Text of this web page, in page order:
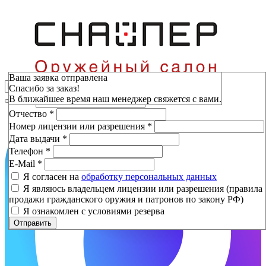
Зарезервировать
Фамилия*
Имя*
Отчество *
Номер лицензии или разрешения *
Дата выдачи *
Телефон *
E-Mail *
Я согласен на обработку персональных данных
Я являюсь владельцем лицензии или разрешения (правила
продажи гражданского оружия и патронов по закону РФ)
Я ознакомлен с условиями резерва
Отправить
Ваша заявка отправлена
Спасибо за заказ!
В ближайшее время наш менеджер свяжется с вами.